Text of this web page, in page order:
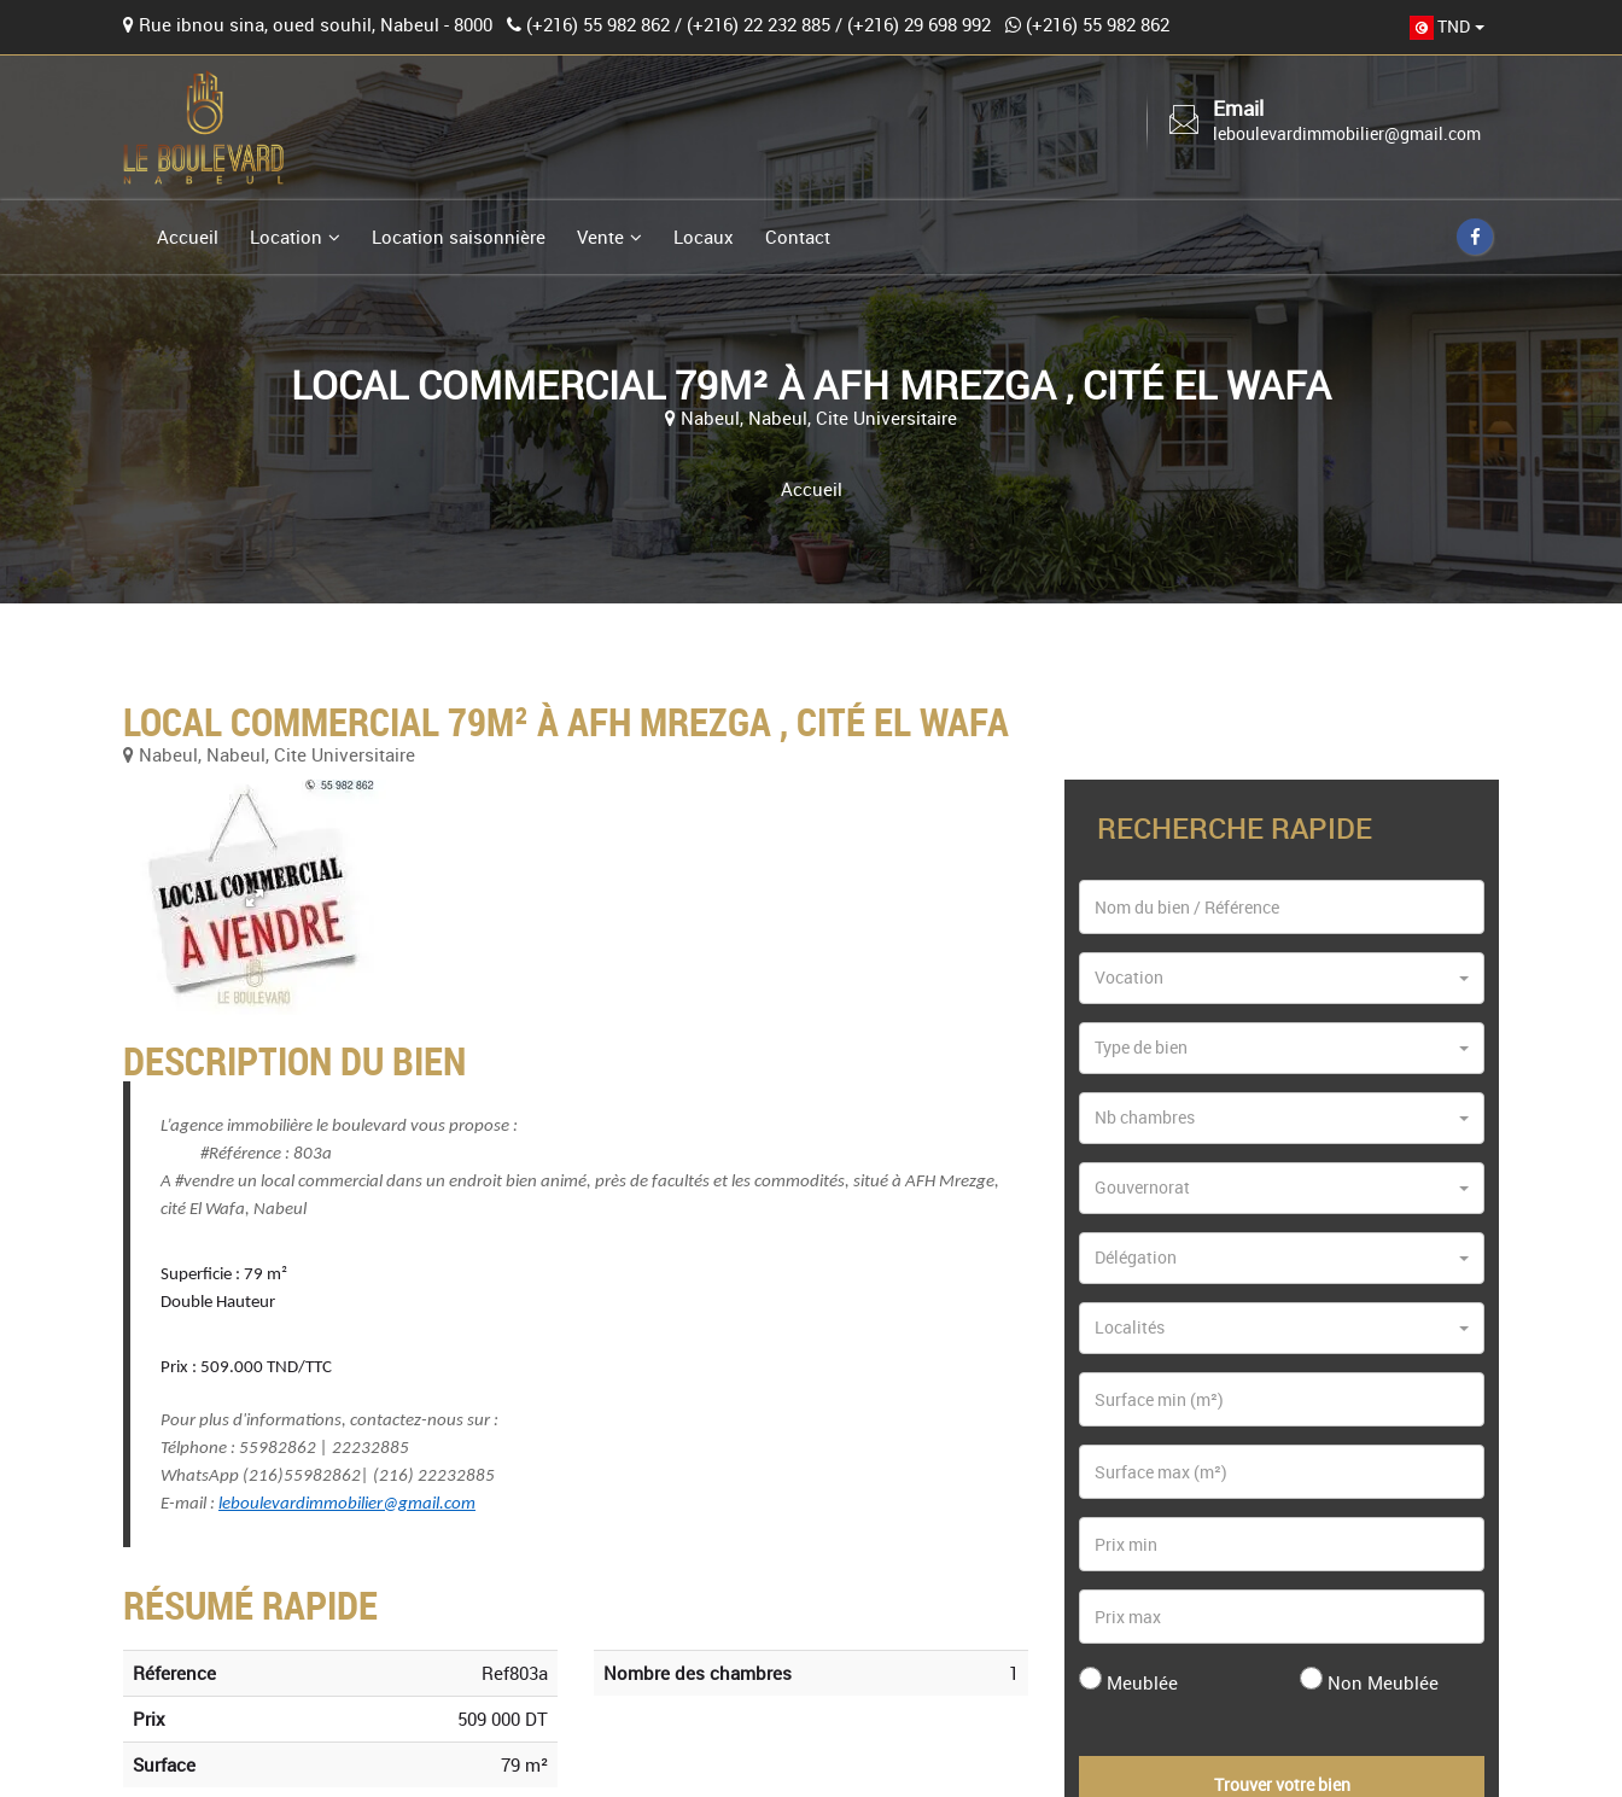
Rue ibnou sina, oued souhil, Nabeul - 8000 (+216) 55 982 862 / (+216) 22 232 885 / (+216) 29 698 992 (+216) 55 982 862 TND
Email
leboulevardimmobilier@gmail.com
Accueil Location Location saisonnière Vente Locaux Contact
LOCAL COMMERCIAL 79M² À AFH MREZGA , CITÉ EL WAFA
Nabeul, Nabeul, Cite Universitaire
Accueil
LOCAL COMMERCIAL 79M² À AFH MREZGA , CITÉ EL WAFA
Nabeul, Nabeul, Cite Universitaire
DESCRIPTION DU BIEN
L’agence immobilière le boulevard vous propose :
#Référence : 803a
A #vendre un local commercial dans un endroit bien animé, près de facultés et les commodités, situé à AFH Mrezge,
cité El Wafa, Nabeul
Superficie : 79 m²
Double Hauteur
Prix : 509.000 TND/TTC
Pour plus d'informations, contactez-nous sur :
Télphone : 55982862 | 22232885
WhatsApp (216)55982862| (216) 22232885
E-mail : leboulevardimmobilier@gmail.com
RÉSUMÉ RAPIDE
Réference
Ref803a
Prix
509 000 DT
Surface
79 m²
Nombre des chambres 1
RECHERCHE RAPIDE
Vocation
Type de bien
Nb chambres
Gouvernorat
Délégation
Localités
Meublée Non Meublée
Trouver votre bien